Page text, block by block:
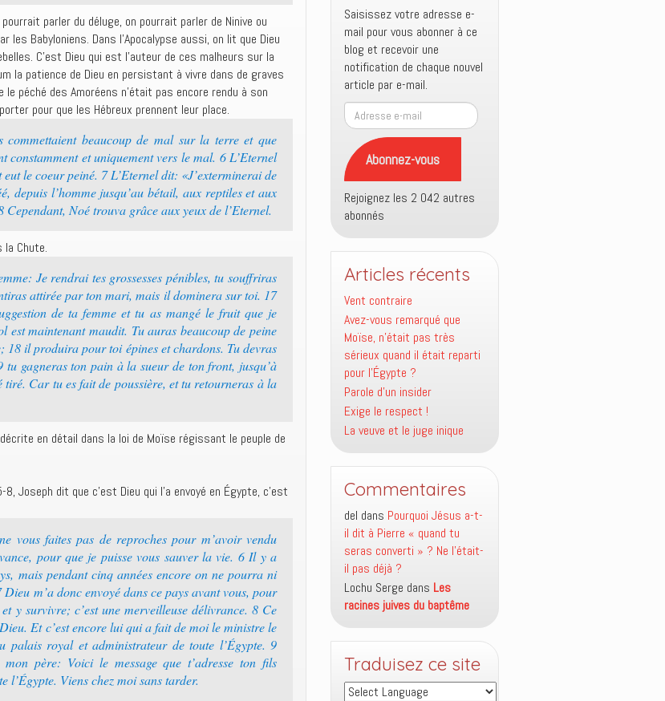
parler du déluge, on pourrait parler de Ninive ou
Babyloniens. Dans l’Apocalypse aussi, on lit que Dieu
C’est Dieu qui est l’auteur de ces malheurs sur la
la patience de Dieu en persistant à vivre dans de graves
péché des Amoréens n’était pas encore rendu à son
pour que les Hébreux prennent leur place.
commettaient beaucoup de mal sur la terre et que
constamment et uniquement vers le mal. 6 L’Eternel
le coeur peiné. 7 L’Eternel dit: «J’exterminerai de
depuis l’homme jusqu’au bétail, aux reptiles et aux
Noé trouva grâce aux yeux de l’Eternel.
la Chute.
Je rendrai tes grossesses pénibles, tu souffriras
attirée par ton mari, mais il dominera sur toi. 17
de ta femme et tu as mangé le fruit que je
est maintenant maudit. Tu auras beaucoup de peine
il produira pour toi épines et chardons. Tu devras
tu gagneras ton pain à la sueur de ton front, jusqu’à
Car tu es fait de poussière, et tu retourneras à la
en détail dans la loi de Moïse régissant le peuple de
Joseph dit que c’est Dieu qui l’a envoyé en Égypte, c’est
vous faites pas de reproches pour m’avoir vendu
pour que je puisse vous sauver la vie. 6 Il y a
mais pendant cinq années encore on ne pourra ni
m’a donc envoyé dans ce pays avant vous, pour
y survivre; c’est une merveilleuse délivrance. 8 Ce
Et c’est encore lui qui a fait de moi le ministre le
palais royal et administrateur de toute l’Égypte. 9
père: Voici le message que t’adresse ton fils
Viens chez moi sans tarder.
Saisissez votre adresse e-
mail pour vous abonner à ce
blog et recevoir une
notification de chaque nouvel
article par e-mail.
Adresse
e-
mail
Abonnez-vous
Rejoignez les 2 042 autres
abonnés
Articles récents
Vent contraire
Avez-vous remarqué que
Moïse, n’était pas très
sérieux quand il était reparti
pour l’Égypte ?
Parole d’un insider
Exige le respect !
La veuve et le juge inique
Commentaires
del dans Pourquoi Jésus a-t-
il dit à Pierre « quand tu
seras converti » ? Ne l’était-
il pas déjà ?
Lochu Serge dans Les
racines juives du baptême
Traduisez ce site